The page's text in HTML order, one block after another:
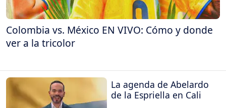
Colombia vs. México EN VIVO: Cómo y donde
ver a la tricolor
La agenda de Abelardo
de la Espriella en Cali